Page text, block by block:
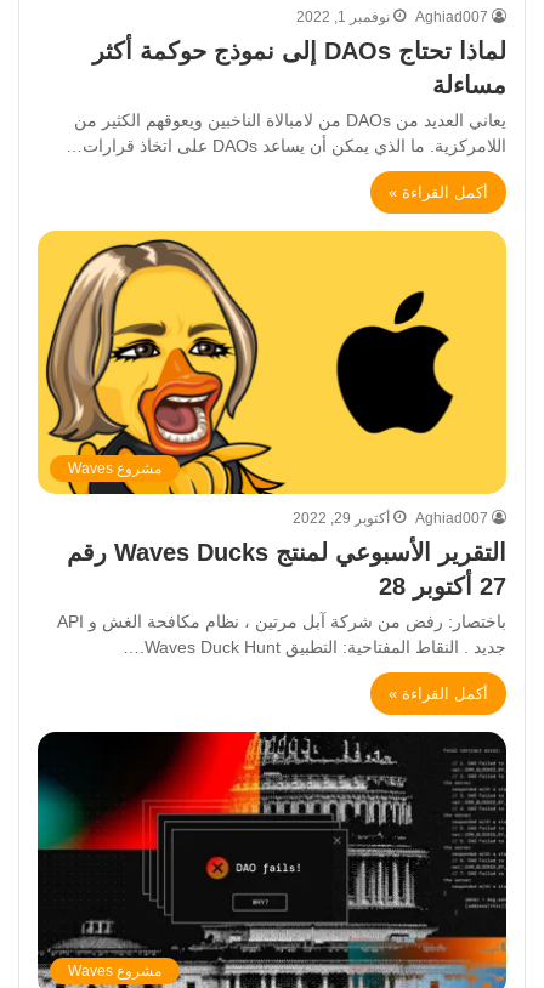
Aghiad007 نوفمبر 1, 2022
لماذا تحتاج DAOs إلى نموذج حوكمة أكثر
مساءلة
يعاني العديد من DAOs من لامبالاة الناخبين ويعوقهم الكثير من
اللامركزية. ما الذي يمكن أن يساعد DAOs على اتخاذ قرارات…
أكمل القراءة »
مشروع Waves
Aghiad007 أكتوبر 29, 2022
التقرير الأسبوعي لمنتج Waves Ducks رقم
27 أكتوبر 28
باختصار: رفض من شركة آبل مرتين ، نظام مكافحة الغش و API
جديد . النقاط المفتاحية: التطبيق Waves Duck Hunt.…
أكمل القراءة »
مشروع Waves